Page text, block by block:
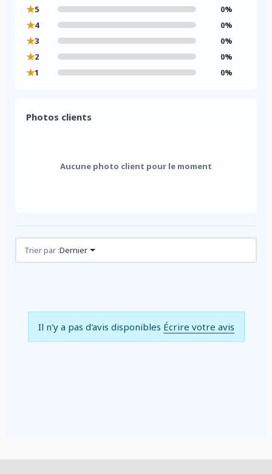
★5 0%
★4 0%
★3 0%
★2 0%
★1 0%
Photos clients
Aucune photo client pour le moment
Avis (0)
Trier par :Dernier
Il n'y a pas d'avis disponibles Écrire votre avis